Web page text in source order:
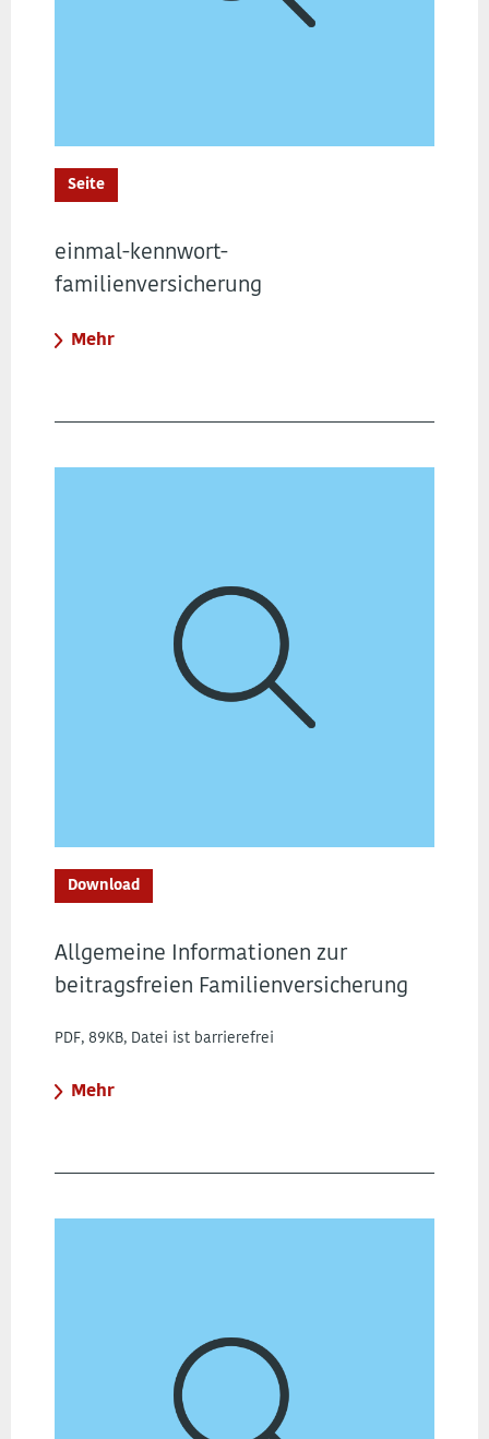
Seite
einmal-kennwort-
familienversicherung
Mehr
Download
Allgemeine Informationen zur
beitragsfreien Familienversicherung
PDF, 89KB, Datei ist barrierefrei
Mehr